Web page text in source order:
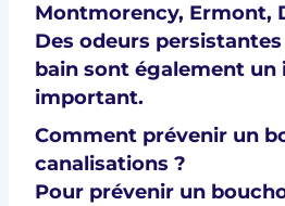
Montmorency, Ermont,
Des odeurs
bain sont également un
important.
Comment prévenir un
canalisations ?
Pour prévenir un